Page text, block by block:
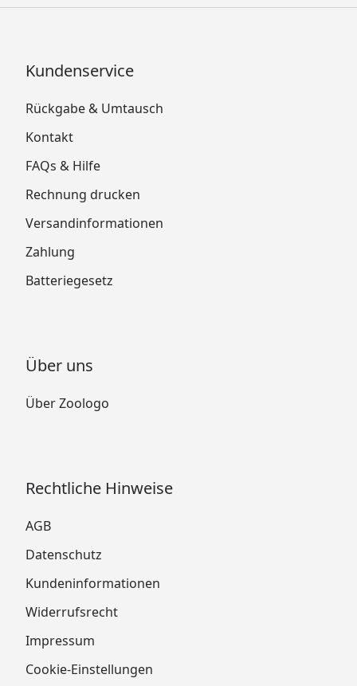
Kundenservice
Rückgabe & Umtausch
Kontakt
FAQs & Hilfe
Rechnung drucken
Versandinformationen
Zahlung
Batteriegesetz
Über uns
Über Zoologo
Rechtliche Hinweise
AGB
Datenschutz
Kundeninformationen
Widerrufsrecht
Impressum
Cookie-Einstellungen